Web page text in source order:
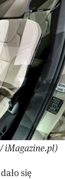
iMagazine.pl)
się